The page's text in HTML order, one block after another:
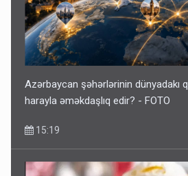
Azərbaycan şəhərlərinin dünyadakı
harayla əməkdaşlıq edir? - FOTO
15:19